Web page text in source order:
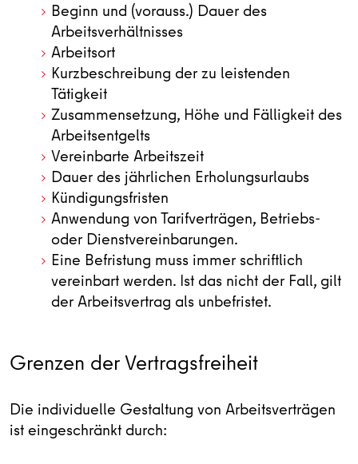
Beginn und (vorauss.) Dauer des
Arbeitsverhältnisses
Arbeitsort
Kurzbeschreibung der zu leistenden
Tätigkeit
Zusammensetzung, Höhe und Fälligkeit des
Arbeitsentgelts
Vereinbarte Arbeitszeit
Dauer des jährlichen Erholungsurlaubs
Kündigungsfristen
Anwendung von Tarifverträgen, Betriebs-
oder Dienstvereinbarungen.
Eine Befristung muss immer schriftlich
vereinbart werden. Ist das nicht der Fall, gilt
der Arbeitsvertrag als unbefristet.
Grenzen der Vertragsfreiheit
Die individuelle Gestaltung von Arbeitsverträgen
ist eingeschränkt durch: